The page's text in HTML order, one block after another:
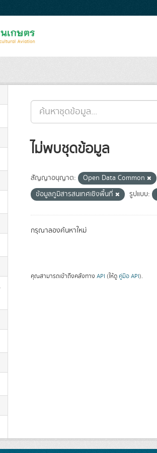
ไม่พบชุดข้อมูล
สัญญาอนุญาต: Open Data Common
ข้อมูลภูมิสารสนเทศเชิงพื้นที่
รูปแบบ:
กรุณาลองค้นหาใหม่
คุณสามารถเข้าถึงคลังทาง API (ให้ดู คู่มือ API).